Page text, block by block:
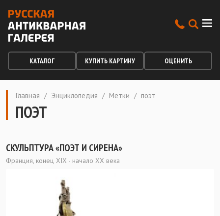
КАТАЛОГ КУПИТЬ КАРТИНУ ОЦЕНИТЬ
Главная / Энциклопедия / Метки / поэт
ПОЭТ
СКУЛЬПТУРА «ПОЭТ И СИРЕНА»
Франция, конец XIX - начало XX века